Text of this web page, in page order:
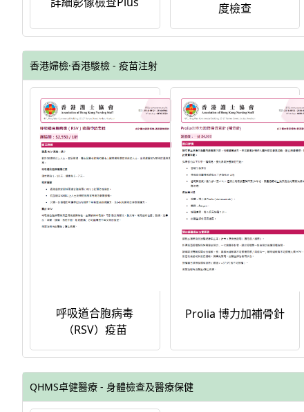
度檢查
香港婦檢·香港駿檢 - 疫苗注射
呼吸道合胞病毒
（RSV）疫苗
Prolia 博力加補骨針
QHMS卓健醫療 - 身體檢查及醫療保健